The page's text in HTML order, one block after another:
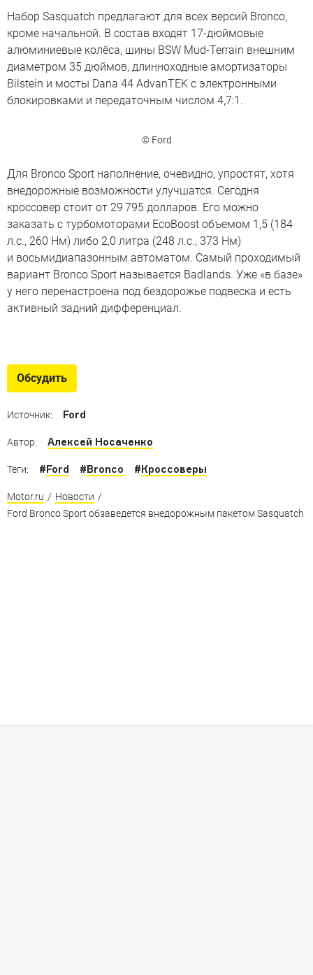
Набор Sasquatch предлагают для всех версий Bronco,
кроме начальной. В состав входят 17-дюймовые
алюминиевые колёса, шины BSW Mud-Terrain внешним
диаметром 35 дюймов, длинноходные амортизаторы
Bilstein и мосты Dana 44 AdvanTEK с электронными
блокировками и передаточным числом 4,7:1.
© Ford
Для Bronco Sport наполнение, очевидно, упростят, хотя
внедорожные возможности улучшатся. Сегодня
кроссовер стоит от 29 795 долларов. Его можно
заказать с турбомоторами EcoBoost объемом 1,5 (184
л.с., 260 Нм) либо 2,0 литра (248 л.с., 373 Нм)
и восьмидиапазонным автоматом. Самый проходимый
вариант Bronco Sport называется Badlands. Уже «в базе»
у него перенастроена под бездорожье подвеска и есть
активный задний дифференциал.
Самое главное о возрожденном внедорожнике
Обсудить
Источник: Ford
Автор: Алексей Носаченко
Теги: #Ford #Bronco #Кроссоверы
Motor.ru / Новости /
Ford Bronco Sport обзаведется внедорожным пакетом Sasquatch